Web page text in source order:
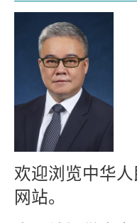
欢迎浏览中华
网站。